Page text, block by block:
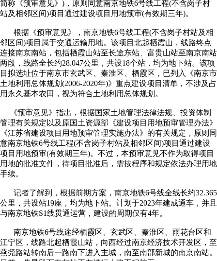
简称《预审意见》)，原则同意南京地铁6号线工程(不含岗子村
站及相邻区间)项目通过建设项目用地预审(有效期三年)。
根据《预审意见》，南京地铁6号线工程(不含岗子村站及相
邻区间)项目属于交通运输用地。该项目北起栖霞山，线路终点
连接南京南站，包括栖霞山站至长途东站、富贵山站至南京南站
两段，线路全长约28.047公里，共设18个站，均为地下站。该项
目拟选址位于南京市玄武区、秦淮区、栖霞区，已列入《南京市
土地利用总体规划(2006-2020年)》重点建设项目清单，不涉及占
用永久基本农田，视为符合土地利用总体规划。
《预审意见》指出，根据国家土地管理法律法规、投资体制
管理有关规定以及原国土资源部《建设项目用地预审管理办法》
《江苏省建设项目用地预审管理实施办法》的有关规定，原则同
意南京地铁6号线工程(不含岗子村站及相邻区间)项目通过建设
项目用地预审(有效期三年)。不过，本预审意见不作为取得项目
用地的批准文件，待项目批准后，需按程序和规定依法办理用地
手续。
记者了解到，根据前期方案，南京地铁6号线全线长约32.365
公里，共设站19座，均为地下站。计划于2023年建成通车，并且
与南京地铁S1线贯通运营，建设的周期仅有4年。
南京地铁6号线途经栖霞区、玄武区、秦淮区、雨花台区和
江宁区，线路北起栖霞山站，向西经过南京经济技术开发区，至
燕尧路站转南后一路南下进入主城，南至南部新城的南京南站。